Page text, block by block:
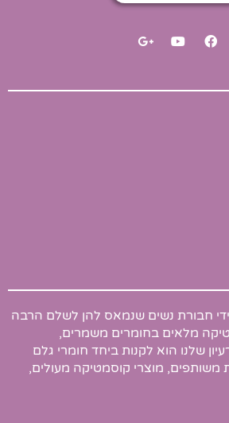
F
a
Y
o
G
o
חבורת נשים שנמאס להן לשלם הרבה
מלאים בחומרים משמרים,
שלנו הוא לקנות ביחד חומרי גלם
משותפים, מוצרי קוסמטיקה מעולים,